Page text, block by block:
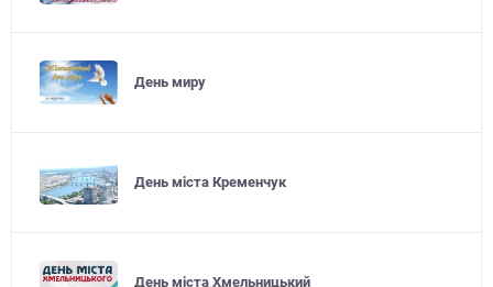
День миру
День міста Кременчук
День міста Хмельницький